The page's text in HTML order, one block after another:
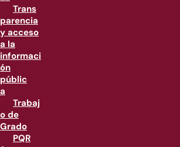
Trans
parencia
y acceso
a la
informaci
ón
públic
a
Trabaj
o de
Grado
PQR